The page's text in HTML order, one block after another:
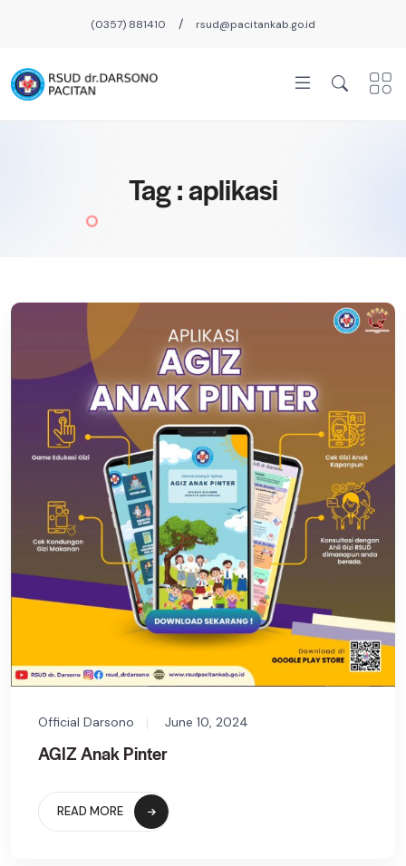
(0357) 881410 / rsud@pacitankab.go.id
Tag : aplikasi
Official Darsono June 10, 2024
AGIZ Anak Pinter
READ MORE